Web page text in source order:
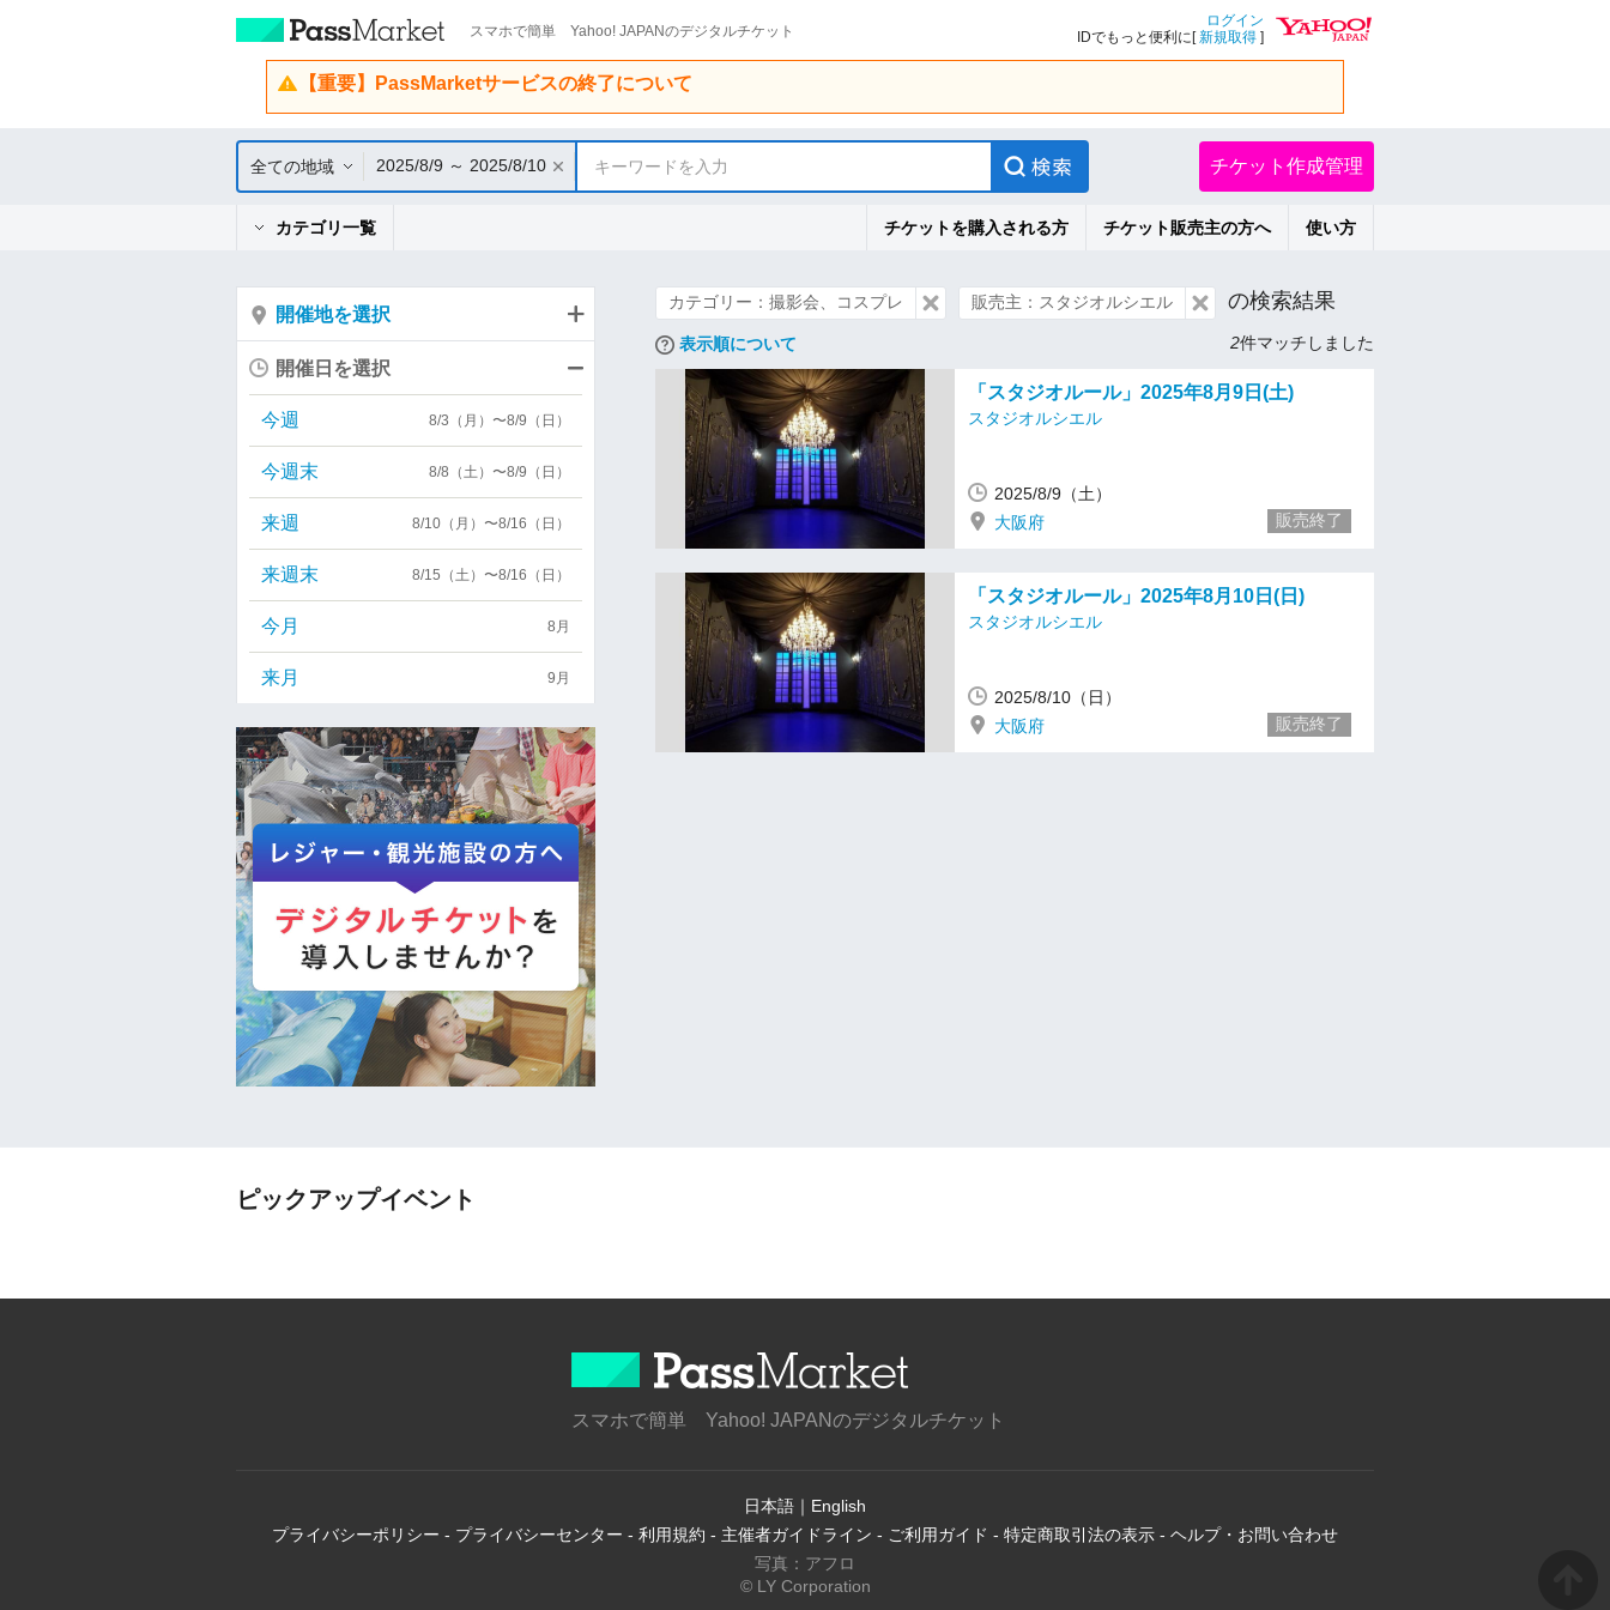
スマホで簡単 Yahoo! JAPANのデジタルチケット
ログイン
IDでもっと便利に[新規取得 ]
【重要】PassMarketサービスの終了について
全ての地域 2025/8/9 ～ 2025/8/10 キーワードを入力 チケット作成管理
カテゴリ一覧 チケットを購入される方 チケット販売主の方へ 使い方
カテゴリー：撮影会、コスプレ 販売主：スタジオルシエル の検索結果
表示順について 2件マッチしました
「スタジオルール」2025年8月9日(土)
スタジオルシエル
2025/8/9（土）
大阪府
販売終了
「スタジオルール」2025年8月10日(日)
スタジオルシエル
2025/8/10（日）
大阪府
販売終了
開催地を選択
開催日を選択
今週 8/3（月）〜8/9（日）
今週末 8/8（土）〜8/9（日）
来週 8/10（月）〜8/16（日）
来週末 8/15（土）〜8/16（日）
今月 8月
来月 9月
ピックアップイベント
スマホで簡単 Yahoo! JAPANのデジタルチケット
日本語 ｜ English
プライバシーポリシー - プライバシーセンター - 利用規約 - 主催者ガイドライン - ご利用ガイド - 特定商取引法の表示 - ヘルプ・お問い合わせ
写真：アフロ
© LY Corporation